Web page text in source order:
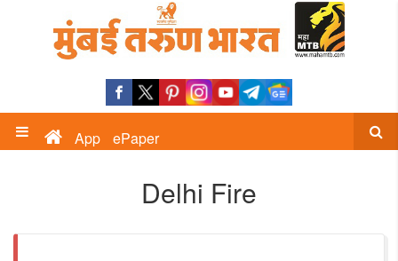
App ePaper
Delhi Fire